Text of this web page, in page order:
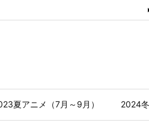
夏アニメ（7月～9月） 2024